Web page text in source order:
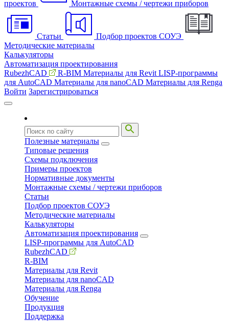
проектов Монтажные схемы / чертежи приборов
Статьи
Подбор проектов СОУЭ
Методические материалы
Калькуляторы
Автоматизация проектирования
RubezhCAD
R-BIM Материалы для Revit LISP-программы
для AutoCAD Материалы для nanoCAD Материалы для Renga
Войти Зарегистрироваться
Полезные материалы
Типовые решения
Схемы подключения
Примеры проектов
Нормативные документы
Монтажные схемы / чертежи приборов
Статьи
Подбор проектов СОУЭ
Методические материалы
Калькуляторы
Автоматизация проектирования
LISP-программы для AutoCAD
RubezhCAD
R-BIM
Материалы для Revit
Материалы для nanoCAD
Материалы для Renga
Обучение
Продукция
Поддержка